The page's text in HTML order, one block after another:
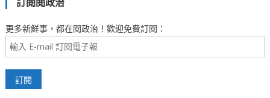
訂閱閱政治
更多新鮮事，都在閱政治！歡迎免費訂閱：